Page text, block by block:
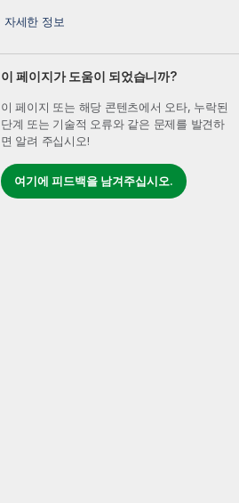
자세한 정보
이 페이지가 도움이 되었습니까?
이 페이지 또는 해당 콘텐츠에서 오타, 누락된
단계 또는 기술적 오류와 같은 문제를 발견하
면 알려 주십시오!
여기에 피드백을 남겨주십시오.